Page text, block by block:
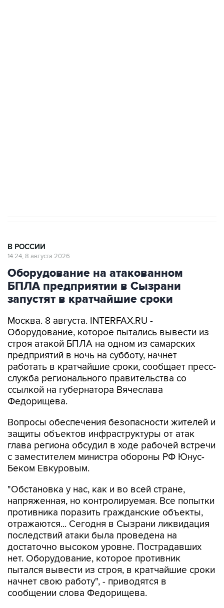
В РОССИИ
14:24, 8 августа 2026
Оборудование на атакованном
БПЛА предприятии в Сызрани
запустят в кратчайшие сроки
Москва. 8 августа. INTERFAX.RU -
Оборудование, которое пытались вывести из
строя атакой БПЛА на одном из самарских
предприятий в ночь на субботу, начнет
работать в кратчайшие сроки, сообщает пресс-
служба регионального правительства со
ссылкой на губернатора Вячеслава
Федорищева.
Вопросы обеспечения безопасности жителей и
защиты объектов инфраструктуры от атак
глава региона обсудил в ходе рабочей встречи
с заместителем министра обороны РФ Юнус-
Беком Евкуровым.
"Обстановка у нас, как и во всей стране,
напряженная, но контролируемая. Все попытки
противника поразить гражданские объекты,
отражаются... Сегодня в Сызрани ликвидация
последствий атаки была проведена на
достаточно высоком уровне. Пострадавших
нет. Оборудование, которое противник
пытался вывести из строя, в кратчайшие сроки
начнет свою работу", - приводятся в
сообщении слова Федорищева.